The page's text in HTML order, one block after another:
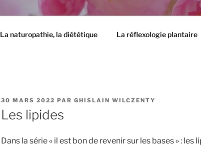
La naturopathie, la diététique La réflexologie plantaire
PUBLIÉ
LE
30 MARS 2022 PAR GHISLAIN WILCZENTY
Les lipides
Dans la série « il est bon de revenir sur les bases » : les